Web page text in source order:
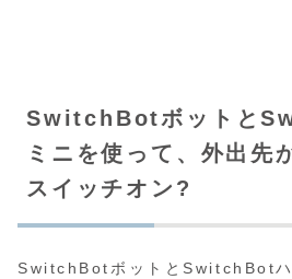
SwitchBotボットと
ミニを使って、外出先
スイッチオン?
SwitchBotボットとSwitchBotハ